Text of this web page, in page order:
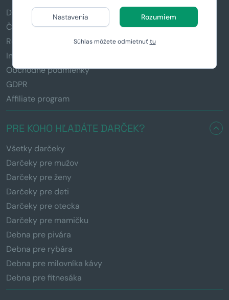
Nastavenia Rozumiem
Súhlas môžete odmietnuťtu
Doručenie a platba
Časté otázky (FAQ)
Reklamácia a vrátenie tovaru
Informácie k darčekom
Obchodné podmienky
GDPR
Affiliate program
PRE KOHO HĽADÁTE DARČEK?
Všetky darčeky
Darčeky pre mužov
Darčeky pre ženy
Darčeky pre deti
Darčeky pre otecka
Darčeky pre mamičku
Debna pre pivára
Debna pre rybára
Debna pre milovníka kávy
Debna pre fitnesáka